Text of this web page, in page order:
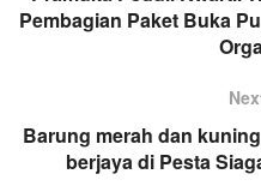
Pembagian Paket Buka
Barung merah dan
berjaya di Pesta